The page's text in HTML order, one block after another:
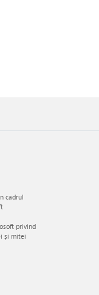
cadrul
privind
și mitei